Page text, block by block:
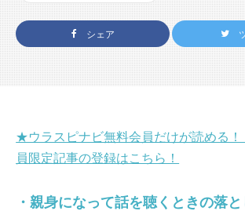
シェア
★ウラスピナビ無料会員だけが読める
員限定記事の登録はこちら！
・親身になって話を聴くときの落と